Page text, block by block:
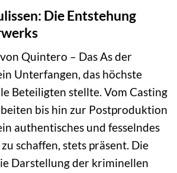
Die Entstehung
Quintero – Das As der
Unterfangen, das höchste
Beteiligten stellte. Vom Casting
bis hin zur Postproduktion
authentisches und fesselndes
schaffen, stets präsent. Die
Darstellung der kriminellen